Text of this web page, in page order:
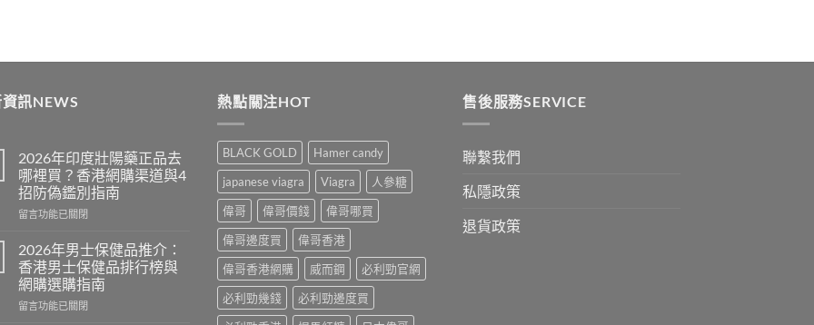
$2500
訊NEWS
2026年印度壯陽藥正品去
哪裡買？香港網購渠道與4
招防偽鑑別指南
在
年
印
度
壯
陽
留言功能已關閉
2026年男士保健品推介：
香港男士保健品排行榜與
網購選購指南
在
留言功能已關閉
熱點關注HOT
BLACK GOLD
Hamer candy
japanese viagra
Viagra
人參糖
偉哥
偉哥價錢
偉哥哪買
偉哥邊度買
偉哥香港
偉哥香港網購
威而鋼
必利勁官網
必利勁幾錢
必利勁邊度買
售後服務SERVICE
聯繫我們
私隱政策
退貨政策